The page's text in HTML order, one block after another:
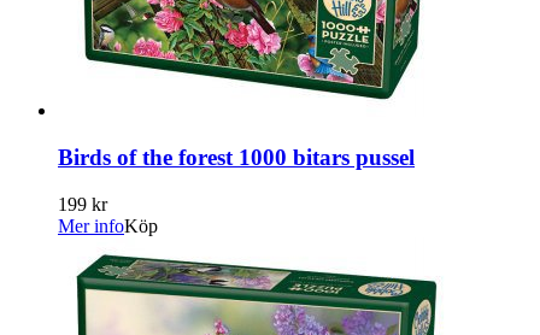
Birds of the forest 1000 bitars pussel
199 kr
Mer infoKöp